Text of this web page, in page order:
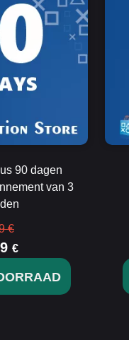
90 dagen
van 3
€
€